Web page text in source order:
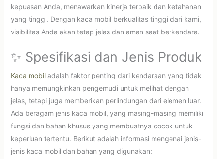
kepuasan Anda, menawarkan kinerja terbaik dan ketahanan
yang tinggi. Dengan kaca mobil berkualitas tinggi dari kami,
visibilitas Anda akan tetap jelas dan aman saat berkendara.
✨ Spesifikasi dan Jenis Produk
Kaca mobiladalah faktor penting dari kendaraan yang tidak
hanya memungkinkan pengemudi untuk melihat dengan
jelas, tetapi juga memberikan perlindungan dari elemen luar.
Ada beragam jenis kaca mobil, yang masing-masing memiliki
fungsi dan bahan khusus yang membuatnya cocok untuk
keperluan tertentu. Berikut adalah informasi mengenai jenis-
jenis kaca mobil dan bahan yang digunakan: